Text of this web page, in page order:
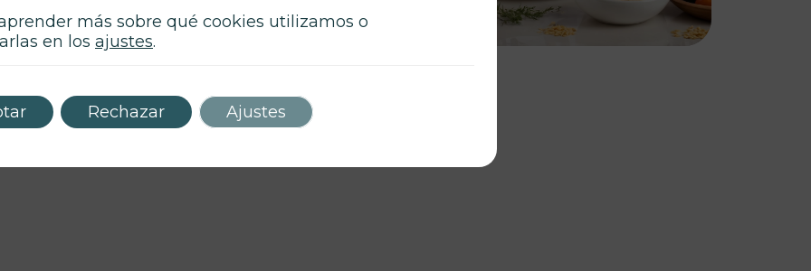
más sobre qué cookies utilizamos o
en los ajustes.
Rechazar Ajustes